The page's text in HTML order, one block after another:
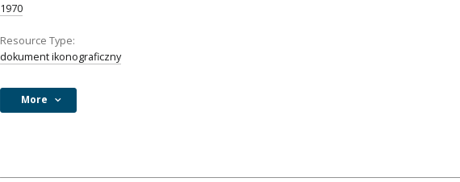
1970
Resource Type:
dokument ikonograficzny
More